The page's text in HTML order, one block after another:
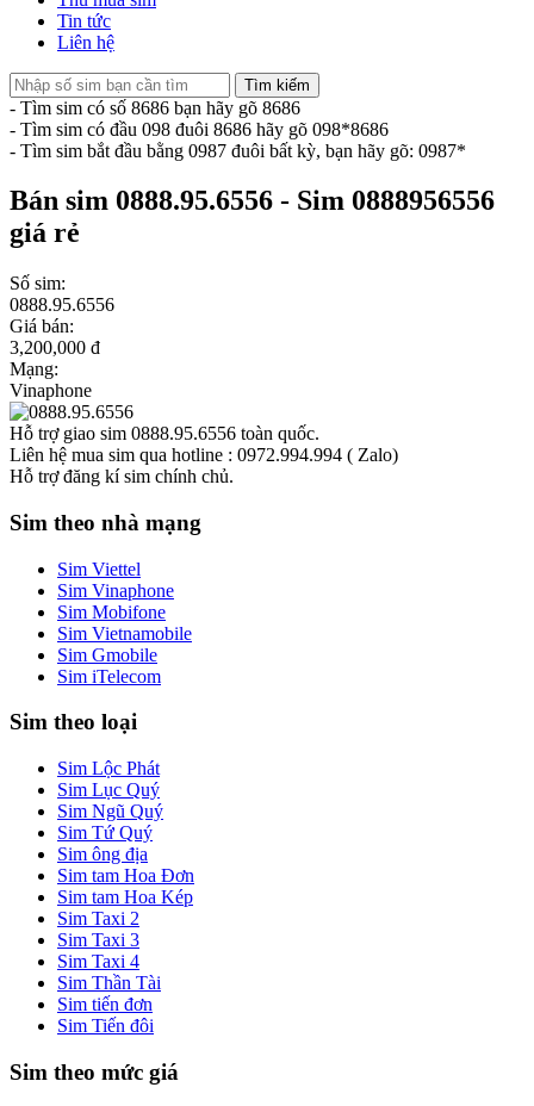
Tin tức
Liên hệ
Tìm kiếm
- Tìm sim có số 8686 bạn hãy gõ 8686
- Tìm sim có đầu 098 đuôi 8686 hãy gõ 098*8686
- Tìm sim bắt đầu bằng 0987 đuôi bất kỳ, bạn hãy gõ: 0987*
Bán sim 0888.95.6556 - Sim 0888956556
giá rẻ
Số sim:
0888.95.6556
Giá bán:
3,200,000 đ
Mạng:
Vinaphone
Hỗ trợ giao sim 0888.95.6556 toàn quốc.
Liên hệ mua sim qua hotline : 0972.994.994 ( Zalo)
Hỗ trợ đăng kí sim chính chủ.
Sim theo nhà mạng
Sim Viettel
Sim Vinaphone
Sim Mobifone
Sim Vietnamobile
Sim Gmobile
Sim iTelecom
Sim theo loại
Sim Lộc Phát
Sim Lục Quý
Sim Ngũ Quý
Sim Tứ Quý
Sim ông địa
Sim tam Hoa Đơn
Sim tam Hoa Kép
Sim Taxi 2
Sim Taxi 3
Sim Taxi 4
Sim Thần Tài
Sim tiến đơn
Sim Tiến đôi
Sim theo mức giá